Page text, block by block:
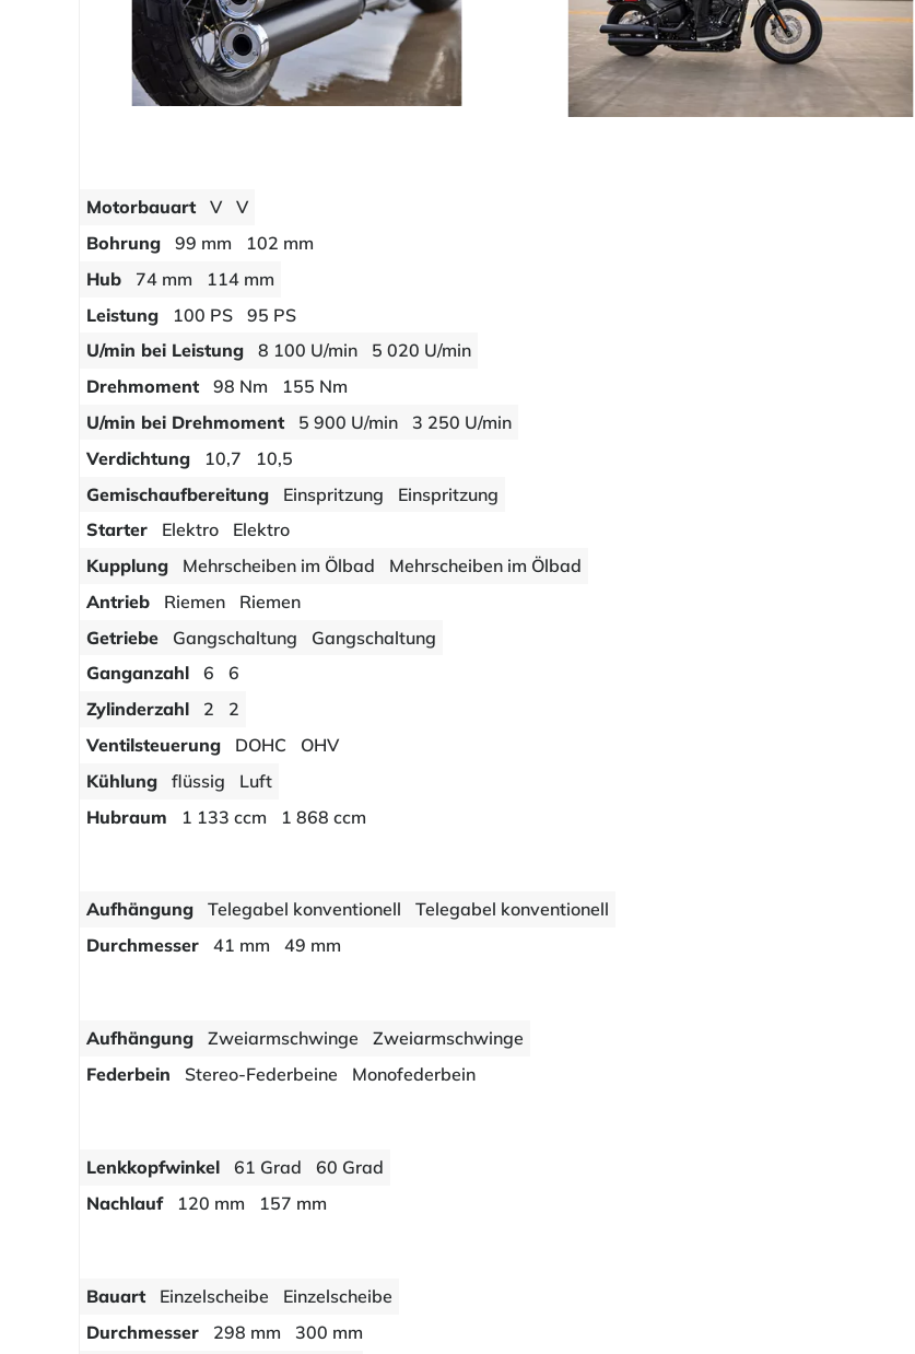
Motorbauart
V
V
Bohrung
99 mm
102 mm
Hub
74 mm
114 mm
Leistung
100 PS
95 PS
U/min bei Leistung
8 100 U/min
5 020 U/min
Drehmoment
98 Nm
155 Nm
U/min bei Drehmoment
5 900 U/min
3 250 U/min
Verdichtung
10,7
10,5
Gemischaufbereitung
Einspritzung
Einspritzung
Starter
Elektro
Elektro
Kupplung
Mehrscheiben im Ölbad
Mehrscheiben im Ölbad
Antrieb
Riemen
Riemen
Getriebe
Gangschaltung
Gangschaltung
Ganganzahl
6
6
Zylinderzahl
2
2
Ventilsteuerung
DOHC
OHV
Kühlung
flüssig
Luft
Hubraum
1 133 ccm 1 868 ccm
Aufhängung
Telegabel konventionell
Telegabel konventionell
Durchmesser
41 mm 49 mm
Aufhängung
Zweiarmschwinge
Zweiarmschwinge
Federbein
Stereo-Federbeine Monofederbein
Lenkkopfwinkel
61 Grad
60 Grad
Nachlauf
120 mm 157 mm
Bauart
Einzelscheibe
Einzelscheibe
Durchmesser
298 mm 300 mm